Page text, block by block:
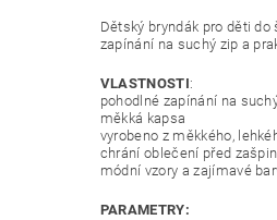
Dětský bryndák pro děti
zapínání na suchý zip a
VLASTNOSTI:
pohodlné zapínání na
měkká kapsa
vyrobeno z měkkého,
chrání oblečení před
módní vzory a zajímavé
PARAMETRY: